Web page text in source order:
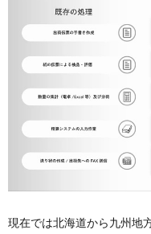
現在では北海道から九州地